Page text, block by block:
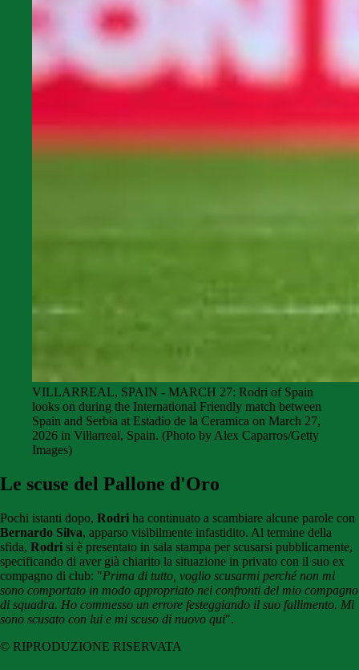
VILLARREAL, SPAIN - MARCH 27: Rodri of Spain
looks on during the International Friendly match between
Spain and Serbia at Estadio de la Ceramica on March 27,
2026 in Villarreal, Spain. (Photo by Alex Caparros/Getty
Images)
Le scuse del Pallone d'Oro
Pochi istanti dopo, Rodri ha continuato a scambiare alcune parole con
Bernardo Silva, apparso visibilmente infastidito. Al termine della
sfida, Rodri si è presentato in sala stampa per scusarsi pubblicamente,
specificando di aver già chiarito la situazione in privato con il suo ex
compagno di club: "Prima di tutto, voglio scusarmi perché non mi
sono comportato in modo appropriato nei confronti del mio compagno
di squadra. Ho commesso un errore festeggiando il suo fallimento. Mi
sono scusato con lui e mi scuso di nuovo qui".
© RIPRODUZIONE RISERVATA